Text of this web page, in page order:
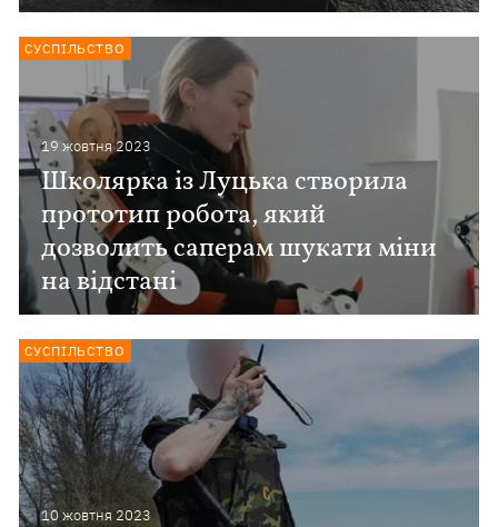
19 жовтня 2023
Школярка із Луцька створила
прототип робота, який
дозволить саперам шукати міни
на відстані
СУСПІЛЬСТВО
10 жовтня 2023
СУСПІЛЬСТВО